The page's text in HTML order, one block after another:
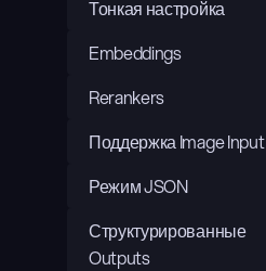
Тонкая настройка
Embeddings
Rerankers
Поддержка Image Input
Режим JSON
Структурированные
Outputs